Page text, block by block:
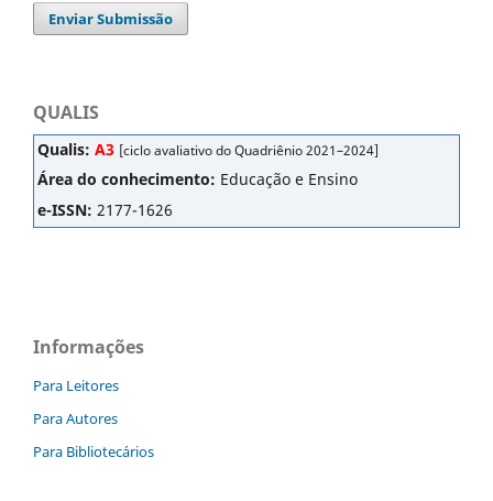
Enviar Submissão
QUALIS
Qualis: A3 [ciclo avaliativo do Quadriênio 2021–2024]
Área do conhecimento: Educação e Ensino
e-ISSN: 2177-1626
Informações
Para Leitores
Para Autores
Para Bibliotecários